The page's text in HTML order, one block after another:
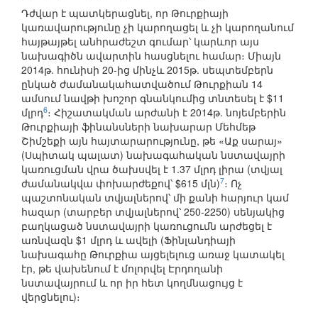
Դժվար է պատկերացնել, որ Թուրքիայի
կառավարությունը չի կարողացել և չի կարողանում
հայթայթել անհրաժեշտ գումար՝ կարևոր այս
նախագիծն ավարտին հասցնելու համար։ Միայն
2014թ. հունիսի 20-ից մինչև 2015թ. սեպտեմբերն
ընկած ժամանակահատվածում Թուրքիան 14
ամսում նավթի խոշոր գնանկումից տնտեսել է $11
մլրդ6։ Հիշատակման արժանի է 2014թ. նոյեմբերին
Թուրքիայի ֆինանսների նախարար Մեհմեթ
Շիմշեքի այն հայտարարությունը, թե «Աք սարայ»
(Սպիտակ պալատ) նախագահական նստավայրի
կառուցման վրա ծախսվել է 1.37 մլրդ լիրա (տվյալ
ժամանակվա փոխարժեքով՝ $615 մլն)7։ Ոչ
պաշտոնական տվյալներով՝ մի քանի հարյուր կամ
հազար (տարբեր տվյալներով՝ 250-2250) սենյակից
բաղկացած նստավայրի կառուցումն արժեցել է
առնվազն $1 մլրդ և ավելի (Ֆինլանդիայի
նախագահը Թուրքիա այցելելուց առաջ կատակել
էր, թե վախենում է մոլորվել Էրդողանի
նստավայրում և որ իր հետ կողմնացույց է
վերցնելու)։